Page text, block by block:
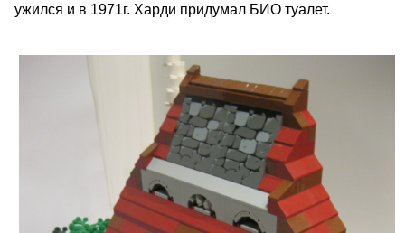
ужился и в 1971г. Харди придумал БИО туалет.